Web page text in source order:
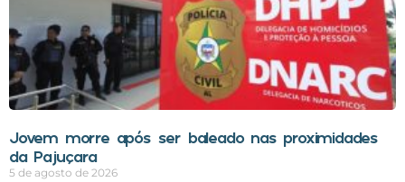
Jovem morre após ser baleado nas proximidades
da Pajuçara
5 de agosto de 2026